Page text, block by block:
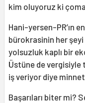
kim oluyoruz ki
Hani-yersen-PR’ın
bürokrasinin her
yolsuzluk kaplı bir
Üstüne de
iş veriyor diye
Başarıları biter mi?